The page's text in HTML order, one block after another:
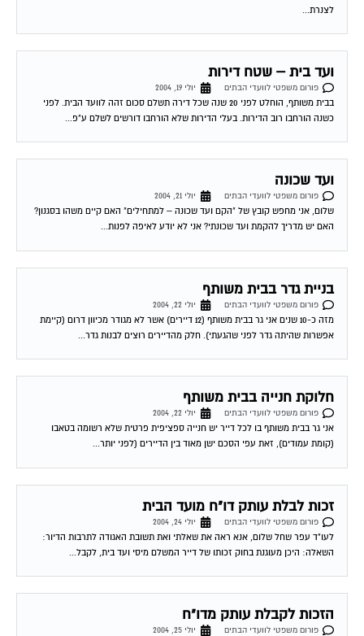
ועד בית – שטח דירות
פורום משפטי לוועדי הבתים
בבית משותף, הוחלט לפני 20 שנה שכל דירה תשלם סכום זהה לוועד הבית. לפני
כשנה הורחבו רוב הדירות. בעלי הדירות שלא הורחבו דורשים לשלם ע"פ...
ועד שכונה
פורום משפטי לוועדי הבתים
שלום, אני מחפש קובץ של "הקם ועד שכונה – למתחילים" האם קיים משהו בסגנון?
האם יש מדריך להקמת ועד שכונתי? אני לא יודע לאיפה לפנות...
בניית גדר בבית משותף
פורום משפטי לוועדי הבתים
מזה כ-10 שנים אני גר בבית משותף (12 דיירים) אשר לא מגודר מכיוון דרום (קיימת
אפשרות שהיתה גדר לפני שהגעתי). חלק מהדיירים רוצים לבנות גדר...
חלוקת חנייה בבית משותף
פורום משפטי לוועדי הבתים
יולי 22, 2004
אני גר בבית משותף בו לכל דייר יש חנייה ספציפית פרטית שלא רשומה בטאבו
(קומת עמודים), זאת עפי הסכם ישן מאוד בין הדיירים (לפני יותר...
זכות לבלת עותק דו"ח מועד הבית
פורום משפטי לוועדי הבתים
יולי 24, 2004
לעו"ד עפר שחל שלום, אנא ראה את שאלתי ואת תשובת האגודה לתרבות הדיור:
השאלה: היכן מעוגנת בחוק זכותו של דייר המשלם מיסי ועד בית, לקבל...
הזכות לקבלת עותק מדו"ח
פורום משפטי לוועדי הבתים
יולי 25, 2004
לעו"ד עפר שחל שלום בכל ארגון, כאשר יש סיבה לחשוב כי ענייני הכספים אינם